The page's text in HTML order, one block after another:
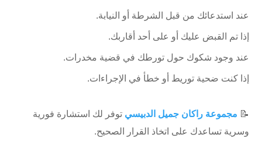
عند استدعائك من قبل الشرطة أو النيابة.
إذا تم القبض عليك أو على أحد أقاربك.
عند وجود شكوك حول تورطك في قضية مخدرات.
إذا كنت ضحية توريط أو خطأ في الإجراءات.
📝 مجموعة راكان جميل الدبيسي توفر لك استشارة فورية
وسرية تساعدك على اتخاذ القرار الصحيح.